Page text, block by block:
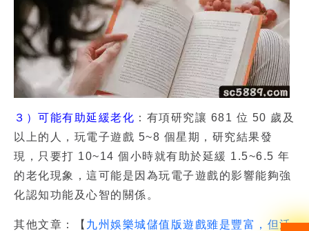
３）可能有助延緩老化 ：有項研究讓 681 位 50 歲及
以上的人，玩電子遊戲 5~8 個星期，研究結果發
現，只要打 10~14 個小時就有助於延緩 1.5~6.5 年
的老化現象，這可能是因為玩電子遊戲的影響能夠強
化認知功能及心智的關係。
其他文章：【 九州娛樂城儲值版遊戲雖是豐富，但活